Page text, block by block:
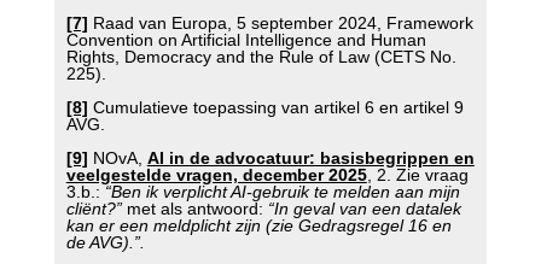
[7] Raad van Europa, 5 september 2024, Framework
Convention on Artificial Intelligence and Human
Rights, Democracy and the Rule of Law (CETS No.
225).
[8] Cumulatieve toepassing van artikel 6 en artikel 9
AVG.
[9] NOvA, AI in de advocatuur: basisbegrippen en
veelgestelde vragen, december 2025, 2. Zie vraag
3.b.:“Ben ik verplicht AI-gebruik te melden aan mijn
cliënt?” met als antwoord: “In geval van een datalek
kan er een meldplicht zijn (zie Gedragsregel 16 en
de AVG).”.